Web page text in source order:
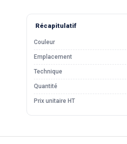
Récapitulatif
Couleur
Emplacement
Technique
Quantité
Prix unitaire HT